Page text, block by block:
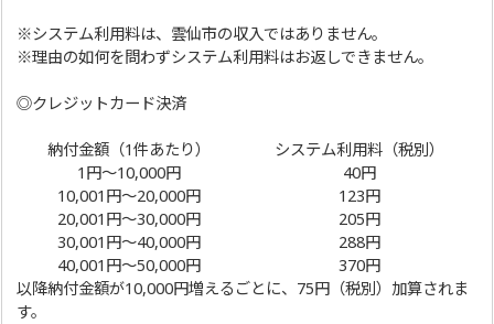
※システム利用料は、雲仙市の収入ではありません。
※理由の如何を問わずシステム利用料はお返しできません。
◎クレジットカード決済
納付金額（1件あたり）
システム利用料（税別）
1円～10,000円
40円
10,001円～20,000円
123円
20,001円～30,000円
205円
30,001円～40,000円
288円
40,001円～50,000円
370円
以降納付金額が10,000円増えるごとに、75円（税別）加算されま
す。